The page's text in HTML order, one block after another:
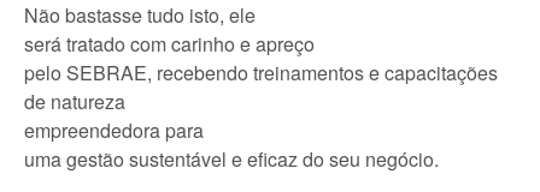
Não bastasse tudo isto, ele
será tratado com carinho e apreço
pelo SEBRAE, recebendo treinamentos e capacitações
de natureza
empreendedora para
uma gestão sustentável e eficaz do seu negócio.